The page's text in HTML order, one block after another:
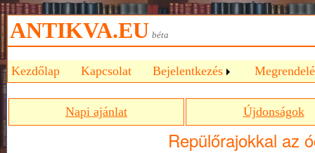
ANTIKVA.EU béta
Kezdőlap Kapcsolat Bejelentkezés
Napi ajánlat Újdonságok
Repülőrajokkal az